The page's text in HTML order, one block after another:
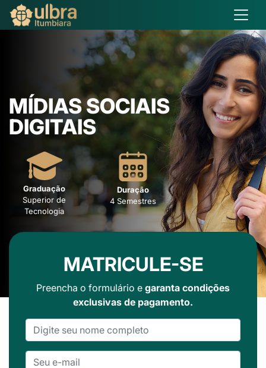
MÍDIAS SOCIAIS
DIGITAIS
Graduação
Superior de
Tecnologia
Duração
4 Semestres
MATRICULE-SE
Preencha o formulário e garanta condições
exclusivas de pagamento.